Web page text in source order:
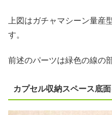
上図はガチャマシーン量産
す。
前述のパーツは緑色の線の
カプセル収納スペース底